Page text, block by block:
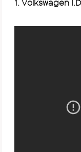
1. Volkswagen